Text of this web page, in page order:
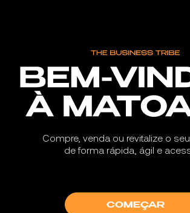
Compre, venda ou revitalize o
de forma rápida, ágil e
COMEÇAR